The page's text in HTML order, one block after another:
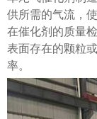
供所需的气流，
在催化剂的质量
表面存在的颗粒
率。